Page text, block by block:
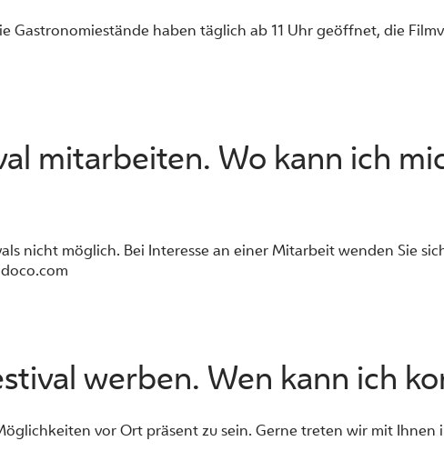
Gastronomiestände haben täglich ab 11 Uhr geöffnet, die
mitarbeiten. Wo kann ich
nicht möglich. Bei Interesse an einer Mitarbeit wenden Sie
werben. Wen kann ich
vor Ort präsent zu sein. Gerne treten wir mit